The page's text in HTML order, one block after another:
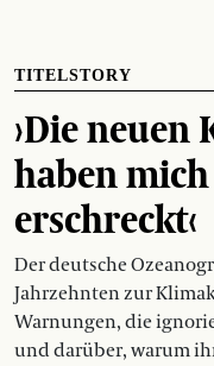
TITELSTORY
›Die
haben
erschreckt‹
Der deutsche
Jahrzehnten zur
Warnungen, die
und darüber, warum